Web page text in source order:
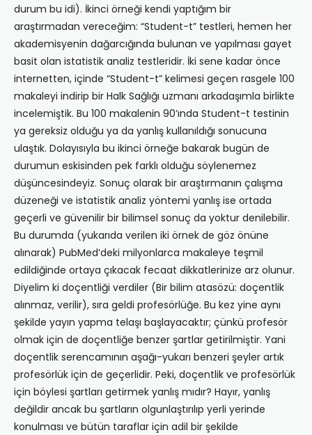
durum bu idi). İkinci örneği kendi yaptığım bir
araştırmadan vereceğim: “Student-t” testleri, hemen her
akademisyenin dağarcığında bulunan ve yapılması gayet
basit olan istatistik analiz testleridir. İki sene kadar önce
internetten, içinde “Student-t” kelimesi geçen rasgele 100
makaleyi indirip bir Halk Sağlığı uzmanı arkadaşımla birlikte
incelemiştik. Bu 100 makalenin 90’ında Student-t testinin
ya gereksiz olduğu ya da yanlış kullanıldığı sonucuna
ulaştık. Dolayısıyla bu ikinci örneğe bakarak bugün de
durumun eskisinden pek farklı olduğu söylenemez
düşüncesindeyiz. Sonuç olarak bir araştırmanın çalışma
düzeneği ve istatistik analiz yöntemi yanlış ise ortada
geçerli ve güvenilir bir bilimsel sonuç da yoktur denilebilir.
Bu durumda (yukarıda verilen iki örnek de göz önüne
alınarak) PubMed’deki milyonlarca makaleye teşmil
edildiğinde ortaya çıkacak fecaat dikkatlerinize arz olunur.
Diyelim ki doçentliği verdiler (Bir bilim atasözü: doçentlik
alınmaz, verilir), sıra geldi profesörlüğe. Bu kez yine aynı
şekilde yayın yapma telaşı başlayacaktır; çünkü profesör
olmak için de doçentliğe benzer şartlar getirilmiştir. Yani
doçentlik serencamının aşağı-yukarı benzeri şeyler artık
profesörlük için de geçerlidir. Peki, doçentlik ve profesörlük
için böylesi şartları getirmek yanlış mıdır? Hayır, yanlış
değildir ancak bu şartların olgunlaştırılıp yerli yerinde
konulması ve bütün taraflar için adil bir şekilde